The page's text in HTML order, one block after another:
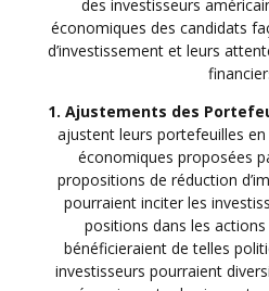
des investisseurs
économiques des candidats
d’investissement et leurs
1. Ajustements des
ajustent leurs portefeuilles
économiques proposées
propositions de réduction
pourraient inciter les
positions dans les
bénéficieraient de telles
investisseurs pourraient